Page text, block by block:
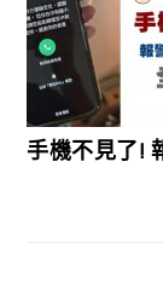
手機不見了!